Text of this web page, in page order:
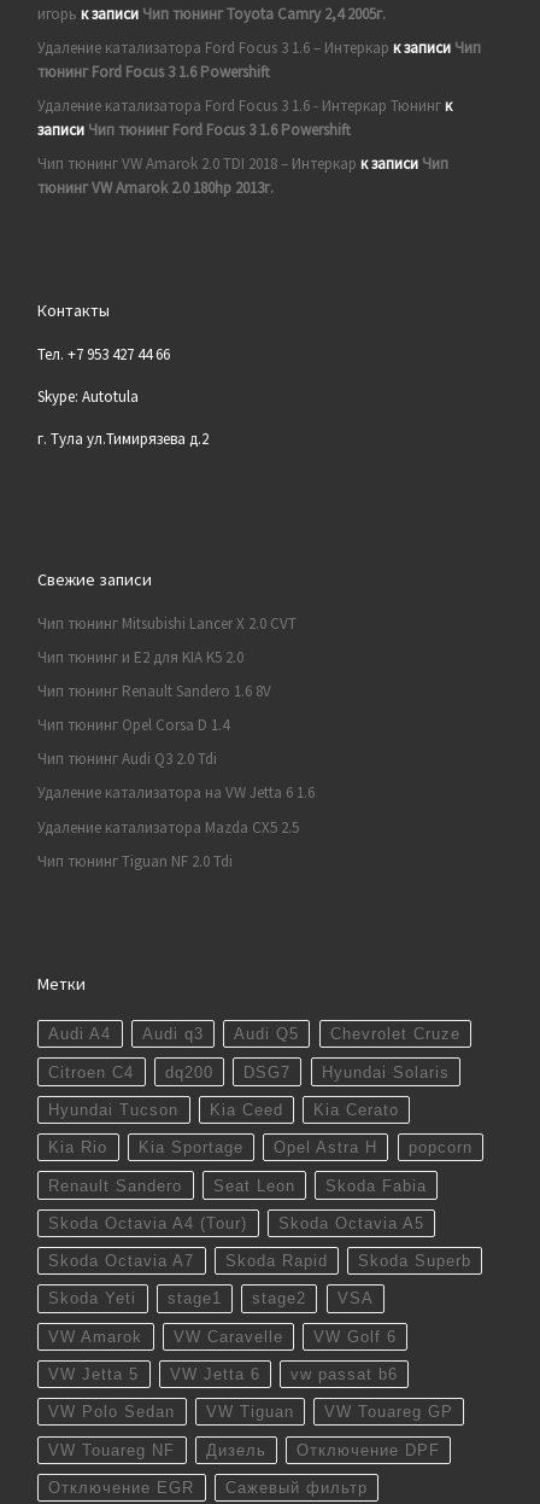
игорь к записи Чип тюнинг Toyota Camry 2,4 2005г.
Удаление катализатора Ford Focus 3 1.6 – Интеркар к записи Чип
тюнинг Ford Focus 3 1.6 Powershift
Удаление катализатора Ford Focus 3 1.6 - Интеркар Тюнингк
записи Чип тюнинг Ford Focus 3 1.6 Powershift
Чип тюнинг VW Amarok 2.0 TDI 2018 – Интеркар к записи Чип
тюнинг VW Amarok 2.0 180hp 2013г.
Контакты
Тел. +7 953 427 44 66
Skype: Autotula
г. Тула ул.Тимирязева д.2
Свежие записи
Чип тюнинг Mitsubishi Lancer X 2.0 CVT
Чип тюнинг и E2 для KIA K5 2.0
Чип тюнинг Renault Sandero 1.6 8V
Чип тюнинг Opel Corsa D 1.4
Чип тюнинг Audi Q3 2.0 Tdi
Удаление катализатора на VW Jetta 6 1.6
Удаление катализатора Mazda CX5 2.5
Чип тюнинг Tiguan NF 2.0 Tdi
Метки
Audi A4 Audi q3 Audi Q5 Chevrolet Cruze
Citroen C4 dq200 DSG7 Hyundai Solaris
Hyundai Tucson Kia Ceed Kia Cerato
Kia Rio Kia Sportage Opel Astra H popcorn
Renault Sandero Seat Leon Skoda Fabia
Skoda Octavia A4 (Tour) Skoda Octavia A5
Skoda Octavia A7 Skoda Rapid Skoda Superb
Skoda Yeti stage1 stage2 VSA
VW Amarok VW Caravelle VW Golf 6
VW Jetta 5 VW Jetta 6 vw passat b6
VW Polo Sedan VW Tiguan VW Touareg GP
VW Touareg NF Дизель Отключение DPF
Отключение EGR Сажевый фильтр